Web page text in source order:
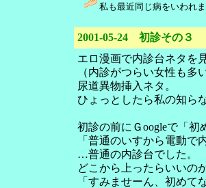
私も最近同じ病をいわれ
2001-05-24 初診その３
エロ漫画で内診台ネタを
（内診がつらい女性も多
尿道異物挿入ネタ。
ひょっとしたら私の知ら
初診の前にＧoogleで「
「普通のいすから電動
…普通の内診台でした。
どこから上ったらいいの
「すみませーん、初め